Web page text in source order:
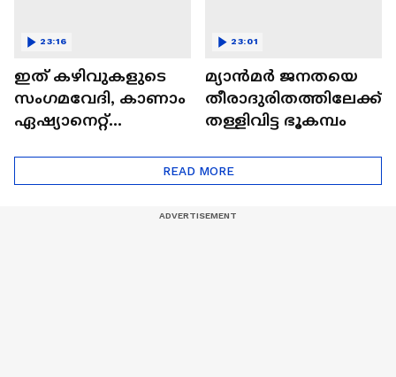
ഇത് കഴിവുകളുടെ
സംഗമവേദി, കാണാം
ഏഷ്യാനെറ്റ്
23:16
മ്യാൻമർ ജനതയെ
തീരാദുരിതത്തിലേക്ക്
തള്ളിവിട്ട ഭൂകമ്പം
23:01
READ MORE